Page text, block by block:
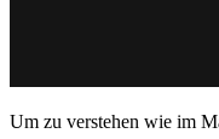
Um zu verstehen wie im